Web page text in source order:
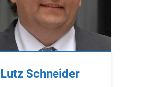
Lutz Schneider